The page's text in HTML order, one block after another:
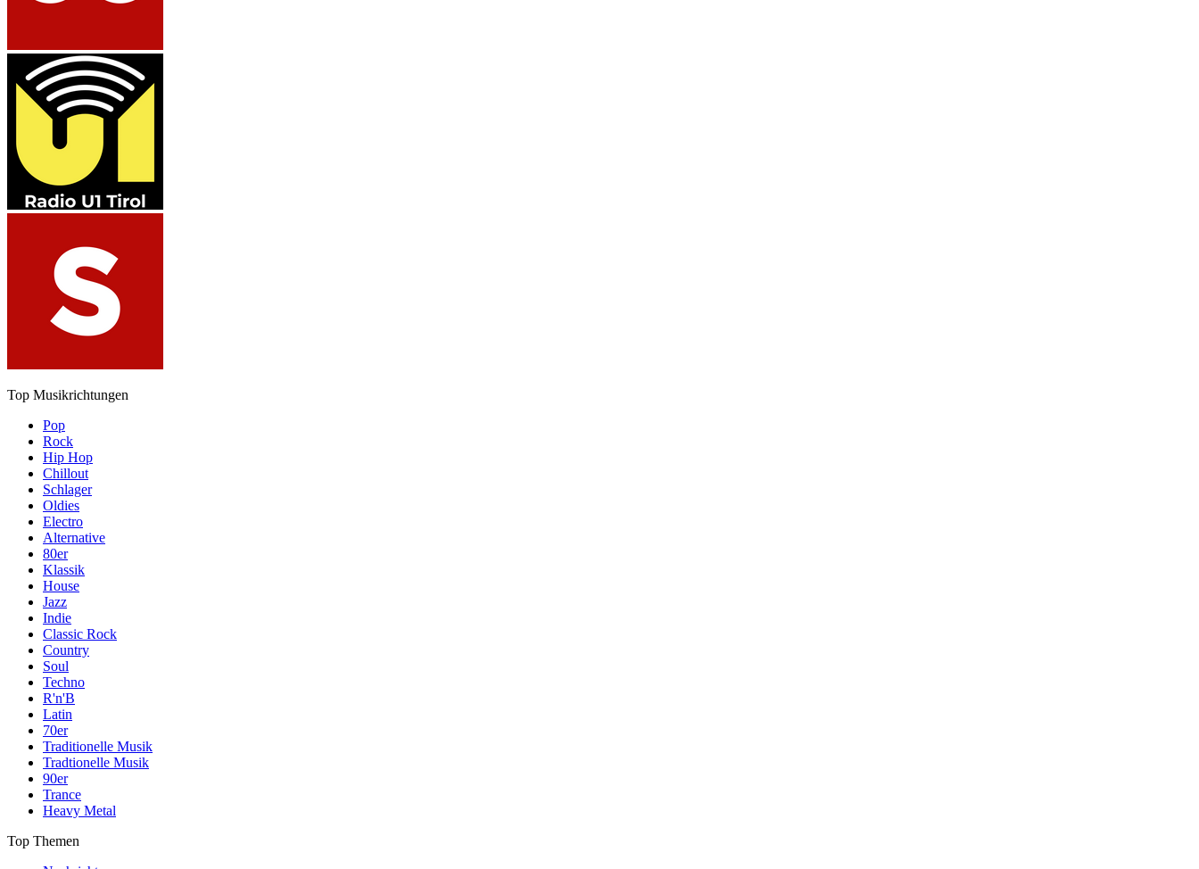
Top Musikrichtungen
Pop
Rock
Hip Hop
Chillout
Schlager
Oldies
Electro
Alternative
80er
Klassik
House
Jazz
Indie
Classic Rock
Country
Soul
Techno
R'n'B
Latin
70er
Traditionelle Musik
Tradtionelle Musik
90er
Trance
Heavy Metal
Top Themen